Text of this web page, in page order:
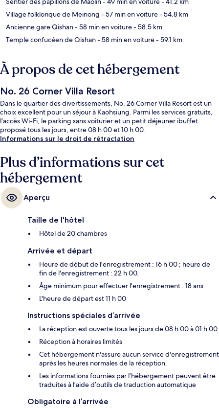
Village folklorique de Meinong - 57 min en voiture- 54.8 km
Ancienne gare Qishan- 58 min en voiture- 58.5 km
Temple confucéen de Qishan- 58 min en voiture- 59.1 km
À propos de cet hébergement
No. 26 Corner Villa Resort
Dans le quartier des divertissements, No. 26 Corner Villa Resort est un
choix excellent pour un séjour à Kaohsiung. Parmi les services gratuits,
l'accès Wi-Fi, le parking sans voiturier et un petit déjeuner ibuffet
proposé tous les jours, entre 08 h 00 et 10 h 00.
Informations sur le droit de rétractation
Plus d’informations sur cet
hébergement
Aperçu
Taille de l'hôtel
Hôtel de 20 chambres
Arrivée et départ
Heure de début de l'enregistrement : 16 h 00 ; heure de
fin de l'enregistrement : 22 h 00.
Âge minimum pour effectuer l'enregistrement : 18 ans
L'heure de départ est 11 h 00
Instructions spéciales d’arrivée
La réception est ouverte tous les jours de 08 h 00 à 01 h 00
Réception à horaires limités
Cet hébergement n'assure aucun service d'enregistrement
après les heures normales de la réception.
Les informations fournies par l’hébergement peuvent être
traduites à l’aide d’outils de traduction automatique
Obligatoire à l’arrivée